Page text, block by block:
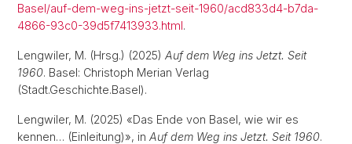
Basel/auf-dem-weg-ins-jetzt-seit-1960/acd833d4-b7da-
4866-93c0-39d5f7413933.html.
Lengwiler, M. (Hrsg.) (2025) Auf dem Weg ins Jetzt. Seit
1960. Basel: Christoph Merian Verlag
(Stadt.Geschichte.Basel).
Lengwiler, M. (2025) «Das Ende von Basel, wie wir es
kennen… (Einleitung)», in Auf dem Weg ins Jetzt. Seit 1960.